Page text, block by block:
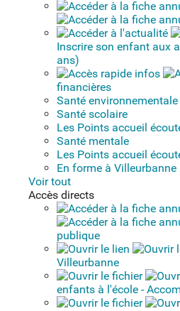
Inscrire son enfant aux
ans)
financières
Santé environnementale
Santé scolaire
Les Points accueil
Santé mentale
Les Points accueil
En forme à Villeurbanne
Voir tout
Accès directs
publique
Villeurbanne
enfants à l'école -